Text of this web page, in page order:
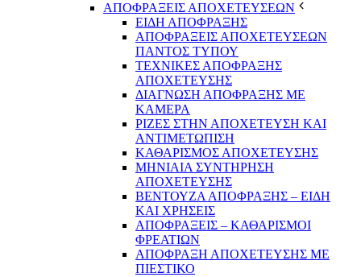
ΑΠΟΦΡΑΞΕΙΣ ΑΠΟΧΕΤΕΥΣΕΩΝ
ΕΙΔΗ ΑΠΟΦΡΑΞΗΣ
ΑΠΟΦΡΑΞΕΙΣ ΑΠΟΧΕΤΕΥΣΕΩΝ
ΠΑΝΤΟΣ ΤΥΠΟΥ
ΤΕΧΝΙΚΕΣ ΑΠΟΦΡΑΞΗΣ
ΑΠΟΧΕΤΕΥΣΗΣ
ΔΙΑΓΝΩΣΗ ΑΠΟΦΡΑΞΗΣ ΜΕ
ΚΑΜΕΡΑ
ΡΙΖΕΣ ΣΤΗΝ ΑΠΟΧΕΤΕΥΣΗ ΚΑΙ
ΑΝΤΙΜΕΤΩΠΙΣΗ
ΚΑΘΑΡΙΣΜΟΣ ΑΠΟΧΕΤΕΥΣΗΣ
ΜΗΝΙΑΙΑ ΣΥΝΤΗΡΗΣΗ
ΑΠΟΧΕΤΕΥΣΗΣ
ΒΕΝΤΟΥΖΑ ΑΠΟΦΡΑΞΗΣ – ΕΙΔΗ
ΚΑΙ ΧΡΗΣΕΙΣ
ΑΠΟΦΡΑΞΕΙΣ – ΚΑΘΑΡΙΣΜΟΙ
ΦΡΕΑΤΙΩΝ
ΑΠΟΦΡΑΞΗ ΑΠΟΧΕΤΕΥΣΗΣ ΜΕ
ΠΙΕΣΤΙΚΟ